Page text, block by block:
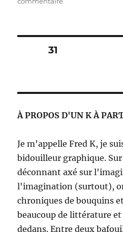
–
Loranger
Pagination
publications
PAGE31
À PROPOS D'UN K À
Je m'appelle Fred K, je
bidouilleur graphique.
déconnant axé sur
l'imagination (surtout),
chroniques de bouquins
beaucoup de littérature et
dedans. Entre deux